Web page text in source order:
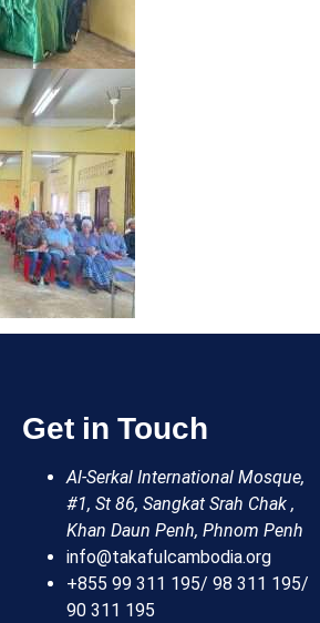
Get in Touch
Al-Serkal International Mosque,
#1, St 86, Sangkat Srah Chak ,
Khan Daun Penh, Phnom Penh
info@takafulcambodia.org
+855 99 311 195/ 98 311 195/
90 311 195